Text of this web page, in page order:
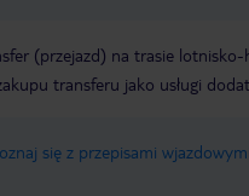
(przejazd) na trasie
transferu jako usługi
się z przepisami